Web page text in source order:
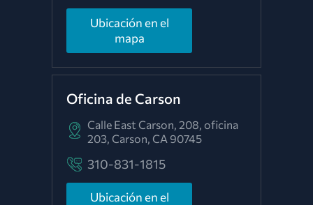
Ubicación en el
mapa
Oficina de Carson
Calle East Carson, 208, oficina
203, Carson, CA 90745
310-831-1815
Ubicación en el